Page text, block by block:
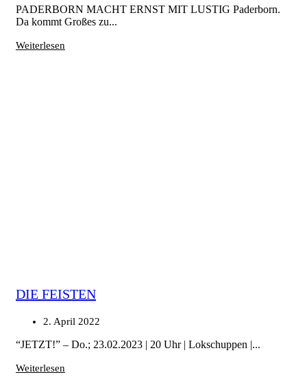
PADERBORN MACHT ERNST MIT LUSTIG Paderborn.
Da kommt Großes zu...
Weiterlesen
DIE FEISTEN
2. April 2022
“JETZT!” – Do.; 23.02.2023 | 20 Uhr | Lokschuppen |...
Weiterlesen